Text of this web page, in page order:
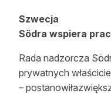
Szwecja
Södra wspiera
Rada nadzorcza
prywatnych
–